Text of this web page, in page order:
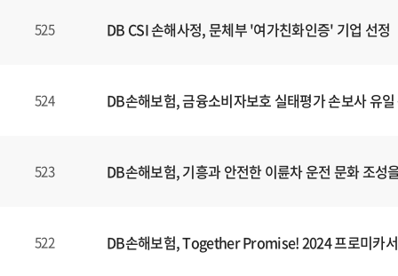
525 DB CSI 손해사정, 문체부 '여가친화인증' 기업 선정
524 DB손해보험, 금융소비자보호 실태평가 손보사 유
523 DB손해보험, 기흥과 안전한 이륜차 운전 문화 조성
522 DB손해보험, Together Promise! 2024 프로미카